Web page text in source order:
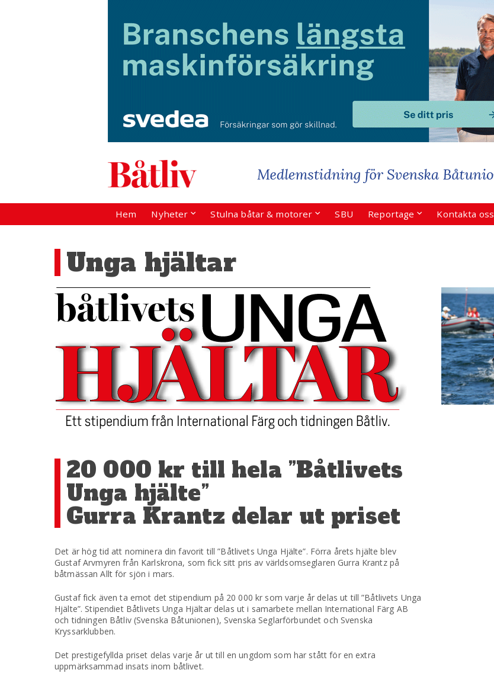
Hem Nyheter Stulna båtar & motorer SBU Reportage Kontakta oss
Unga hjältar
20 000 kr till hela ”Båtlivets
Unga hjälte”
Gurra Krantz delar ut priset
Det är hög tid att nominera din favorit till ”Båtlivets Unga Hjälte”. Förra årets hjälte blev
Gustaf Arvmyren från Karlskrona, som fick sitt pris av världsomseglaren Gurra Krantz på
båtmässan Allt för sjön i mars.
Gustaf fick även ta emot det stipendium på 20 000 kr som varje år delas ut till ”Båtlivets Unga
Hjälte”. Stipendiet Båtlivets Unga Hjältar delas ut i samarbete mellan International Färg AB
och tidningen Båtliv (Svenska Båtunionen), Svenska Seglarförbundet och Svenska
Kryssarklubben.
Det prestigefyllda priset delas varje år ut till en ungdom som har stått för en extra
uppmärksammad insats inom båtlivet.